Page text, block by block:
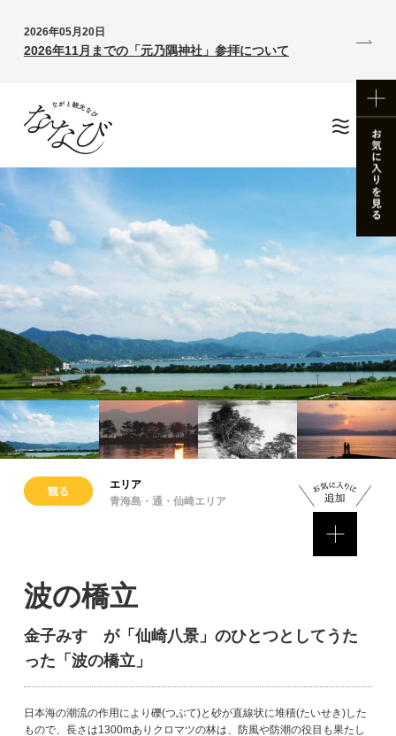
2026年05月20日
2026年11月までの「元乃隅神社」参拝について
観る
エリア
青海島・通・仙崎エリア
波の橋立
金子みすゞが「仙崎八景」のひとつとしてうた
った「波の橋立」
日本海の潮流の作用により礫(つぶて)と砂が直線状に堆積(たいせき)した
もので、長さは1300mありクロマツの林は、防風や防潮の役目も果たし